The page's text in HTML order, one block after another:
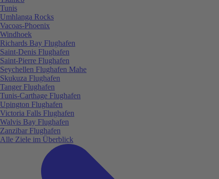
Tunis
Umhlanga Rocks
Vacoas-Phoenix
Windhoek
Richards Bay Flughafen
Saint-Denis Flughafen
Saint-Pierre Flughafen
Seychellen Flughafen Mahe
Skukuza Flughafen
Tanger Flughafen
Tunis-Carthage Flughafen
Upington Flughafen
Victoria Falls Flughafen
Walvis Bay Flughafen
Zanzibar Flughafen
Alle Ziele im Überblick